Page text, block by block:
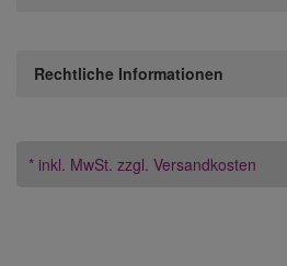
Rechtliche Informationen
* inkl. MwSt. zzgl. Versandkosten